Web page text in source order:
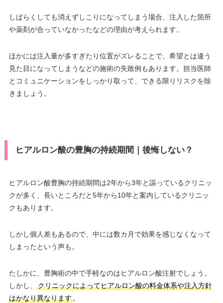
しばらくしても消えずしこりになってしまう場合、注入した箇所
や薬剤が合っていなかったなどの理由が考えられます。
ほかには注入量が多すぎたり位置がズレることで、希望とは違う
見た目になってしまうなどの施術の失敗例もあります。担当医師
とコミュニケーションをしっかり取って、できる限りリスクを除
きましょう。
ヒアルロン酸の豊胸の持続期間｜後悔しない？
ヒアルロン酸豊胸の持続期間は2年から3年と謳っているクリニッ
クが多く、長いところだと5年から10年と案内しているクリニッ
クもあります。
しかし個人差もあるので、中には数カ月で効果を感じなくなって
しまったという声も。
たしかに、豊胸術の中で手軽なのはヒアルロン酸注射でしょう。
しかし、
クリニックによってヒアルロン酸の料金体系や注入方針
はかなり異なります。